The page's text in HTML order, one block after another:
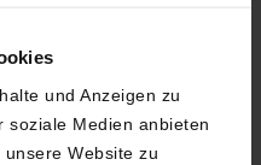
und Anzeigen zu
soziale Medien anbieten
Website zu